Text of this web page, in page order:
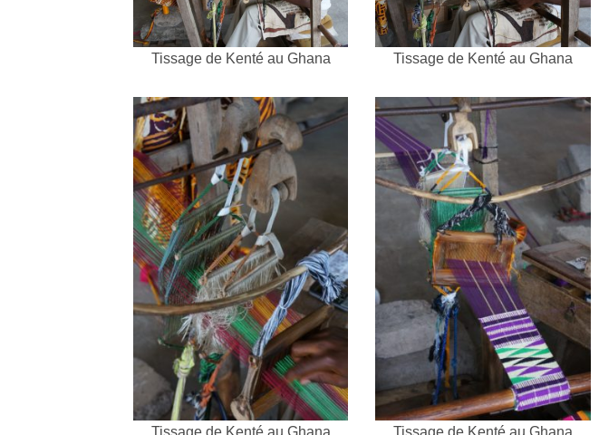
Tissage de Kenté au Ghana Tissage de Kenté au Ghana
Tissage de Kenté au Ghana Tissage de Kenté au Ghana